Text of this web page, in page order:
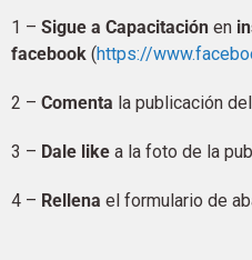
1 – Sigue a Capacitación en
facebook (https://
2 – Comenta la publicación
3 – Dale like a la foto de la
4 – Rellena el formulario de